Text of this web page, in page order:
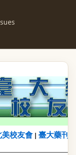
美校友會 臺大藥刊